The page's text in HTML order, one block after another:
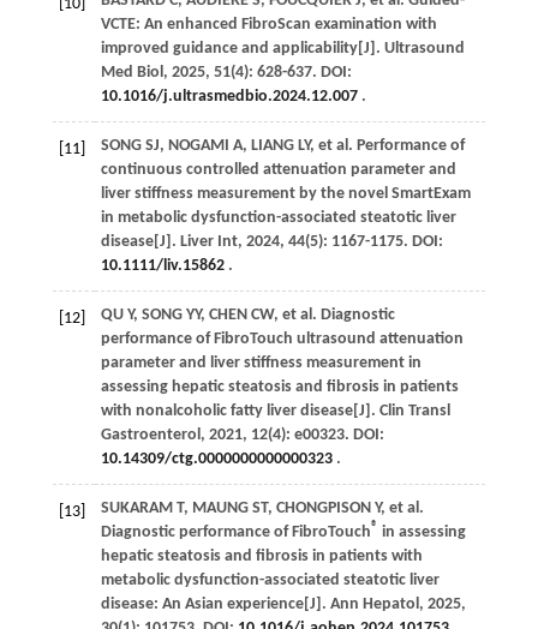
[10]
VCTE: An enhanced FibroScan examination with
improved guidance and applicability[J]. Ultrasound
Med Biol , 2025, 51(4): 628-637. DOI:
10.1016/j.ultrasmedbio.2024.12.007.
[11] SONG SJ, NOGAMI A, LIANG LY, et al . Performance of
continuous controlled attenuation parameter and
liver stiffness measurement by the novel SmartExam
in metabolic dysfunction-associated steatotic liver
disease[J]. Liver Int, 2024, 44(5): 1167-1175. DOI:
10.1111/liv.15862.
[12] QU Y, SONG YY, CHEN CW, et al . Diagnostic
performance of FibroTouch ultrasound attenuation
parameter and liver stiffness measurement in
assessing hepatic steatosis and fibrosis in patients
with nonalcoholic fatty liver disease[J]. Clin Transl
Gastroenterol , 2021, 12(4): e00323. DOI:
10.14309/ctg.0000000000000323.
[13] SUKARAM T, MAUNG ST, CHONGPISON Y, et al .
Diagnostic performance of FibroTouch® in assessing
hepatic steatosis and fibrosis in patients with
metabolic dysfunction-associated steatotic liver
disease: An Asian experience[J]. Ann Hepatol , 2025,